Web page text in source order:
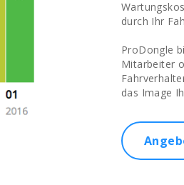
durch Ihr
ProDongle
Mitarbeiter
das Image